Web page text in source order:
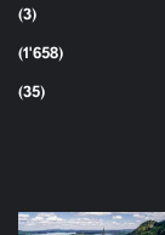
(3)
(1٬658)
(35)